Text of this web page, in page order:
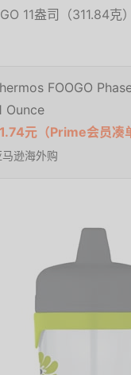
11盎司（311.84
FOOGO
Ounce
元（Prime会员凑
马逊海外购